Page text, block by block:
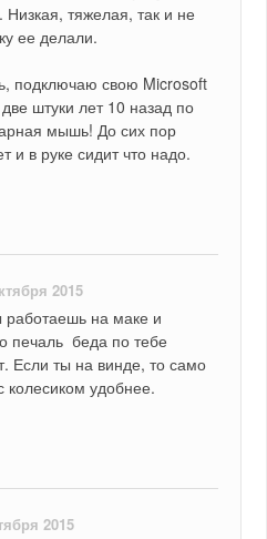
Низкая, тяжелая, так и не
ее делали.
подключаю свою Microsoft
штуки лет 10 назад по
мышь! До сих пор
и в руке сидит что надо.
2015
работаешь на маке и
печаль  беда по тебе
Если ты на винде, то само
колесиком удобнее.
2015